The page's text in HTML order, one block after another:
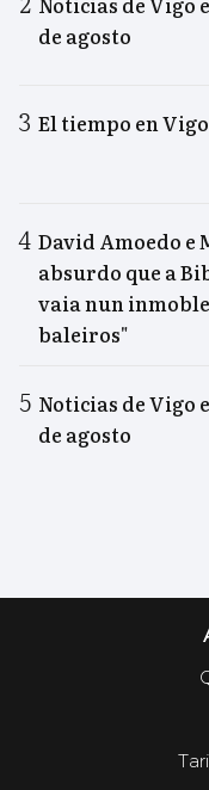
de agosto
El tiempo en
David Amoedo e
absurdo que a
vaia nun
baleiros"
Noticias de Vigo
de agosto